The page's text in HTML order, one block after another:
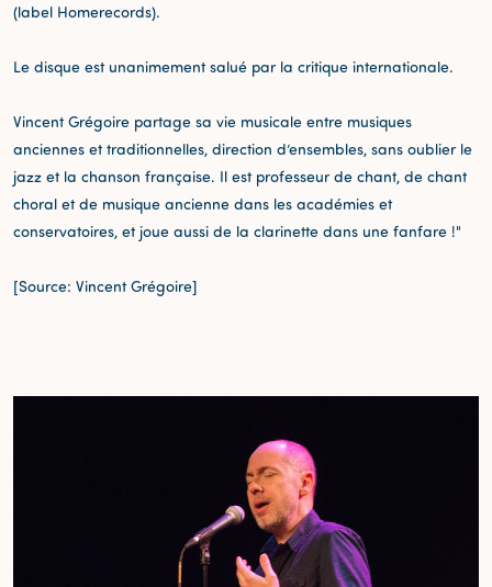
(label Homerecords).
Le disque est unanimement salué par la critique internationale.
Vincent Grégoire partage sa vie musicale entre musiques
anciennes et traditionnelles, direction d’ensembles, sans oublier le
jazz et la chanson française. Il est professeur de chant, de chant
choral et de musique ancienne dans les académies et
conservatoires, et joue aussi de la clarinette dans une fanfare !"
[Source: Vincent Grégoire]